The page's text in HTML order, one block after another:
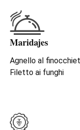
Maridajes
Agnello al
Filetto ai funghi